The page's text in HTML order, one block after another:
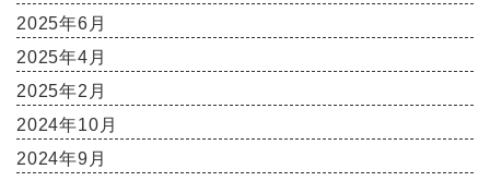
2025年6月
2025年4月
2025年2月
2024年10月
2024年9月